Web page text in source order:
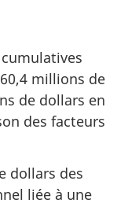
millions de
de dollars en
des facteurs
dollars des
liée à une